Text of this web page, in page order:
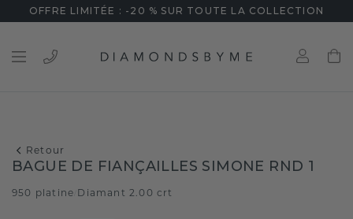
OFFRE LIMITÉE : -20 % SUR TOUTE LA COLLECTION
Retour
BAGUE DE FIANÇAILLES SIMONE RND 1
950 platine Diamant 2.00 crt